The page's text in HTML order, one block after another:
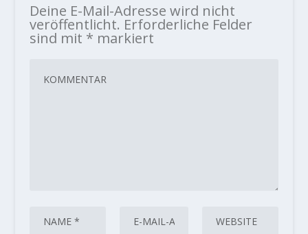
Deine E-Mail-Adresse wird nicht
veröffentlicht. Erforderliche Felder
sind mit * markiert